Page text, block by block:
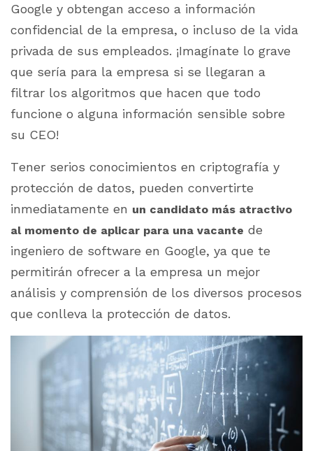
Google y obtengan acceso a información
confidencial de la empresa, o incluso de la vida
privada de sus empleados. ¡Imagínate lo grave
que sería para la empresa si se llegaran a
filtrar los algoritmos que hacen que todo
funcione o alguna información sensible sobre
su CEO!
Tener serios conocimientos en criptografía y
protección de datos, pueden convertirte
inmediatamente en un candidato más atractivo
al momento de aplicar para una vacante de
ingeniero de software en Google, ya que te
permitirán ofrecer a la empresa un mejor
análisis y comprensión de los diversos procesos
que conlleva la protección de datos.